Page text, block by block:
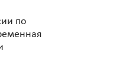
по